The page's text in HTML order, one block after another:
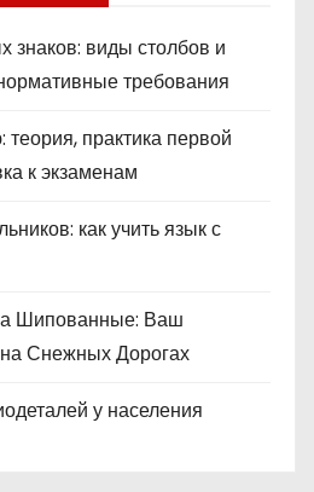
виды столбов и
требования
практика первой
к экзаменам
как учить язык с
Шипованные: Ваш
Снежных Дорогах
у населения